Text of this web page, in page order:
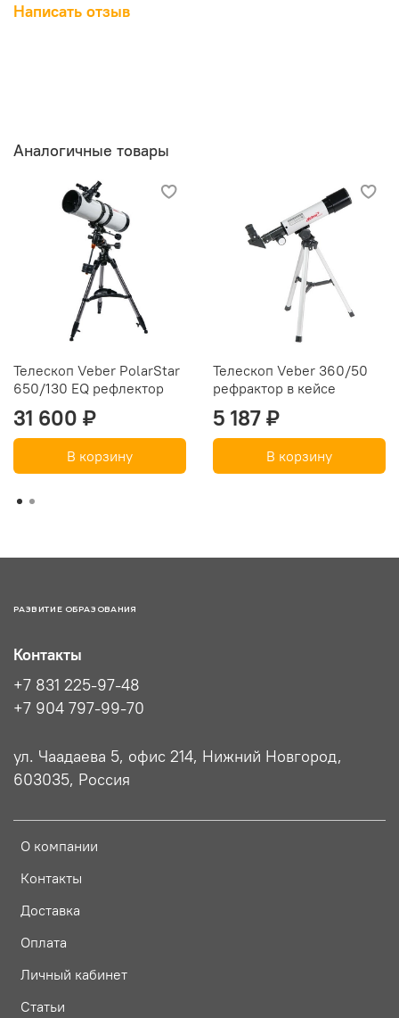
Написать отзыв
Аналогичные товары
Телескоп Veber PolarStar
650/130 EQ рефлектор
31 600 ₽
В корзину
Телескоп Veber 360/50
рефрактор в кейсе
5 187 ₽
В корзину
РАЗВИТИЕ ОБРАЗОВАНИЯ
О компании
Контакты
Доставка
Оплата
Личный кабинет
Статьи
Контакты
+7 831 225-97-48
+7 904 797-99-70
ул. Чаадаева 5, офис 214, Нижний Новгород,
603035, Россия